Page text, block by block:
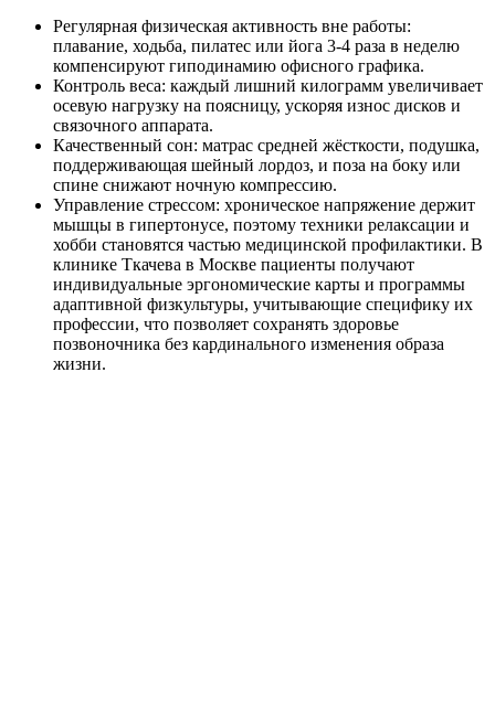
Регулярная физическая активность вне работы:
плавание, ходьба, пилатес или йога 3-4 раза в неделю
компенсируют гиподинамию офисного графика.
Контроль веса: каждый лишний килограмм увеличивает
осевую нагрузку на поясницу, ускоряя износ дисков и
связочного аппарата.
Качественный сон: матрас средней жёсткости, подушка,
поддерживающая шейный лордоз, и поза на боку или
спине снижают ночную компрессию.
Управление стрессом: хроническое напряжение держит
мышцы в гипертонусе, поэтому техники релаксации и
хобби становятся частью медицинской профилактики. В
клинике Ткачева в Москве пациенты получают
индивидуальные эргономические карты и программы
адаптивной физкультуры, учитывающие специфику их
профессии, что позволяет сохранять здоровье
позвоночника без кардинального изменения образа
жизни.